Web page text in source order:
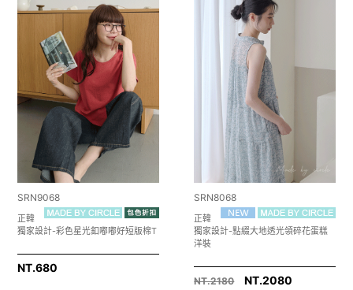
SRN9068
正韓
獨家設計-彩色星光釦嘟嘟好短版棉T
NT.680
SRN8068
正韓
獨家設計-點綴大地透光領碎花蛋糕
洋裝
NT.2180 NT.2080